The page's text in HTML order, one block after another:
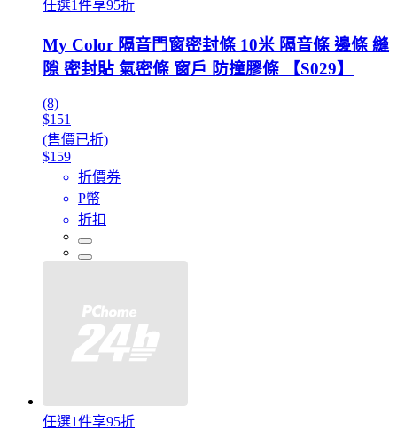
任選1件享95折
My Color 隔音門窗密封條 10米 隔音條 邊條 縫
隙 密封貼 氣密條 窗戶 防撞膠條 【S029】
(8)
$151
(售價已折)
$159
折價券
P幣
折扣
任選1件享95折